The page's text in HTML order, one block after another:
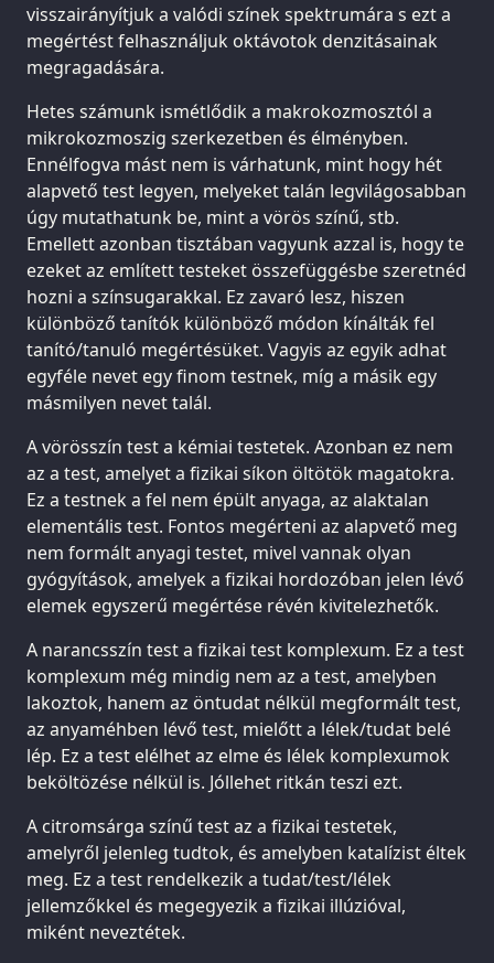
visszairányítjuk a valódi színek spektrumára s ezt a
megértést felhasználjuk oktávotok denzitásainak
megragadására.
Hetes számunk ismétlődik a makrokozmosztól a
mikrokozmoszig szerkezetben és élményben.
Ennélfogva mást nem is várhatunk, mint hogy hét
alapvető test legyen, melyeket talán legvilágosabban
úgy mutathatunk be, mint a vörös színű, stb.
Emellett azonban tisztában vagyunk azzal is, hogy te
ezeket az említett testeket összefüggésbe szeretnéd
hozni a színsugarakkal. Ez zavaró lesz, hiszen
különböző tanítók különböző módon kínálták fel
tanító/tanuló megértésüket. Vagyis az egyik adhat
egyféle nevet egy finom testnek, míg a másik egy
másmilyen nevet talál.
A vörösszín test a kémiai testetek. Azonban ez nem
az a test, amelyet a fizikai síkon öltötök magatokra.
Ez a testnek a fel nem épült anyaga, az alaktalan
elementális test. Fontos megérteni az alapvető meg
nem formált anyagi testet, mivel vannak olyan
gyógyítások, amelyek a fizikai hordozóban jelen lévő
elemek egyszerű megértése révén kivitelezhetők.
A narancsszín test a fizikai test komplexum. Ez a test
komplexum még mindig nem az a test, amelyben
lakoztok, hanem az öntudat nélkül megformált test,
az anyaméhben lévő test, mielőtt a lélek/tudat belé
lép. Ez a test elélhet az elme és lélek komplexumok
beköltözése nélkül is. Jóllehet ritkán teszi ezt.
A citromsárga színű test az a fizikai testetek,
amelyről jelenleg tudtok, és amelyben katalízist éltek
meg. Ez a test rendelkezik a tudat/test/lélek
jellemzőkkel és megegyezik a fizikai illúzióval,
miként neveztétek.